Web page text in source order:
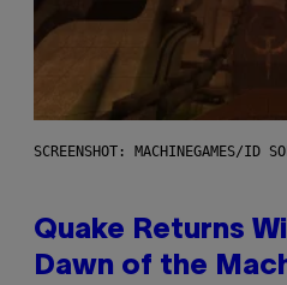
SCREENSHOT: MACHINEGAMES/ID
Quake Returns
Dawn of the